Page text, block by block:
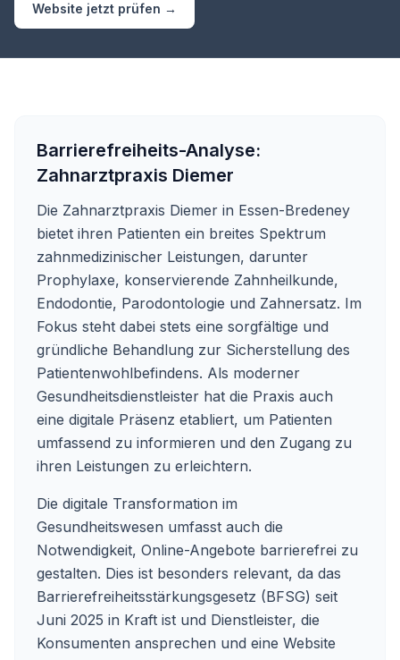
Website jetzt prüfen →
Barrierefreiheits-Analyse:
Zahnarztpraxis Diemer
Die Zahnarztpraxis Diemer in Essen-Bredeney
bietet ihren Patienten ein breites Spektrum
zahnmedizinischer Leistungen, darunter
Prophylaxe, konservierende Zahnheilkunde,
Endodontie, Parodontologie und Zahnersatz. Im
Fokus steht dabei stets eine sorgfältige und
gründliche Behandlung zur Sicherstellung des
Patientenwohlbefindens. Als moderner
Gesundheitsdienstleister hat die Praxis auch
eine digitale Präsenz etabliert, um Patienten
umfassend zu informieren und den Zugang zu
ihren Leistungen zu erleichtern.
Die digitale Transformation im
Gesundheitswesen umfasst auch die
Notwendigkeit, Online-Angebote barrierefrei zu
gestalten. Dies ist besonders relevant, da das
Barrierefreiheitsstärkungsgesetz (BFSG) seit
Juni 2025 in Kraft ist und Dienstleister, die
Konsumenten ansprechen und eine Website